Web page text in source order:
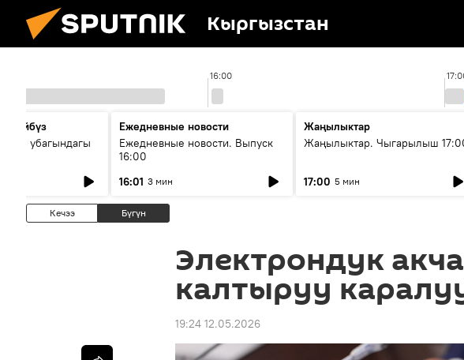
Кыргызстан
16:00
өз убагындагы
Ежедневные новости
Ежедневные новости. Выпуск
16:00
16:01 3 мин
Жаңылыктар
Жаңылыктар. Чыгарылыш
17:00 5 мин
Кечээ Бүгүн
Электрондук
калтыруу
19:24 12.05.2026